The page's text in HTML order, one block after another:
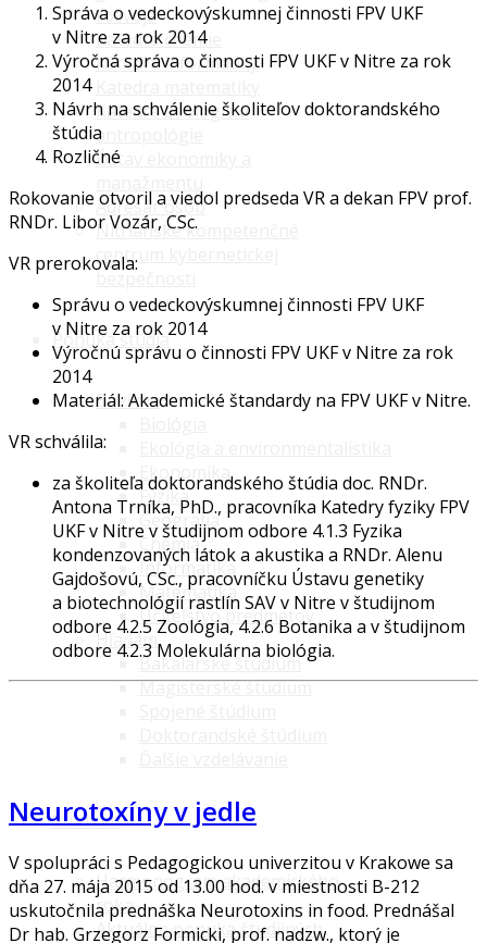
rozvoja
Katedra chémie
Katedra informatiky
Katedra zoológie a
antropológie
Ústav ekonomiky a
Adresár osôb
Nitrianske kompetenčné
centrum kybernetickej
Ponuka štúdia
Baví ma
Ekonomika
Fyzika
Geografia
Chémia
Informatika
Matematika
Učiteľstvo predmetov
Hľadám
Bakalárske štúdium
Magisterské štúdium
Štúdium
Harmonogram akademického
roka
Aktuálna ponuka študijných
Správa o vedeckovýskumnej činnosti FPV UKF
v Nitre za rok 2014
Výročná správa o činnosti FPV UKF v Nitre za rok
2014
Návrh na schválenie školiteľov doktorandského
štúdia
Rozličné
Rokovanie otvoril a viedol predseda VR a dekan FPV prof.
RNDr. Libor Vozár, CSc.
VR prerokovala:
Správu o vedeckovýskumnej činnosti FPV UKF
v Nitre za rok 2014
Výročnú správu o činnosti FPV UKF v Nitre za rok
2014
Materiál: Akademické štandardy na FPV UKF v Nitre.
VR schválila:
za školiteľa doktorandského štúdia doc. RNDr.
Antona Trníka, PhD., pracovníka Katedry fyziky FPV
UKF v Nitre v študijnom odbore 4.1.3 Fyzika
kondenzovaných látok a akustika a RNDr. Alenu
Gajdošovú, CSc., pracovníčku Ústavu genetiky
a biotechnológií rastlín SAV v Nitre v študijnom
odbore 4.2.5 Zoológia, 4.2.6 Botanika a v študijnom
odbore 4.2.3 Molekulárna biológia.
Neurotoxíny v jedle
V spolupráci s Pedagogickou univerzitou v Krakowe sa
dňa 27. mája 2015 od 13.00 hod. v miestnosti B-212
uskutočnila prednáška Neurotoxins in food. Prednášal
Dr hab. Grzegorz Formicki, prof. nadzw., ktorý je